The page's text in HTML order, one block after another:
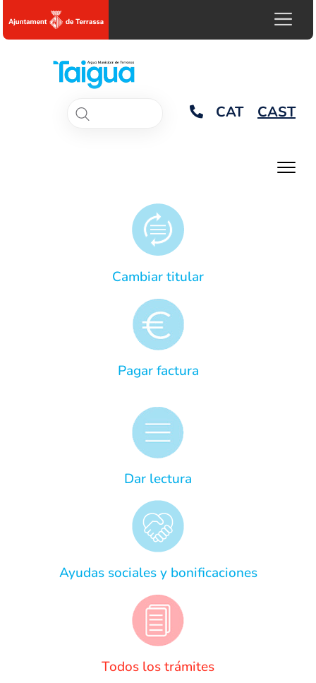
CAT CAST
Cambiar titular
Pagar factura
Dar lectura
Ayudas sociales y bonificaciones
Todos los trámites